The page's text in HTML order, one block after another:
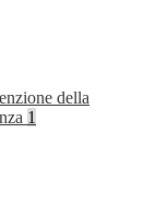
della
1